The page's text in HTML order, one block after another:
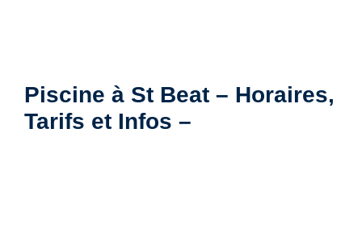
Piscine à St Beat – Horaires,
Tarifs et Infos –